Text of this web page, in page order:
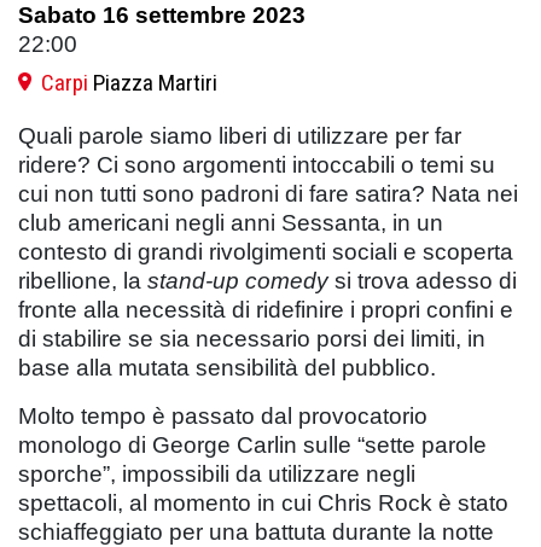
Sabato 16 settembre 2023
22:00
Carpi Piazza Martiri
Quali parole siamo liberi di utilizzare per far
ridere? Ci sono argomenti intoccabili o temi su
cui non tutti sono padroni di fare satira? Nata nei
club americani negli anni Sessanta, in un
contesto di grandi rivolgimenti sociali e scoperta
ribellione, la stand-up comedysi trova adesso di
fronte alla necessità di ridefinire i propri confini e
di stabilire se sia necessario porsi dei limiti, in
base alla mutata sensibilità del pubblico.
Molto tempo è passato dal provocatorio
monologo di George Carlin sulle “sette parole
sporche”, impossibili da utilizzare negli
spettacoli, al momento in cui Chris Rock è stato
schiaffeggiato per una battuta durante la notte